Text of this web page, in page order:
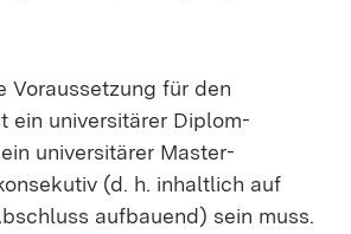
Voraussetzung für den
ein universitärer Diplom-
universitärer Master-
(d. h. inhaltlich auf
aufbauend) sein muss.